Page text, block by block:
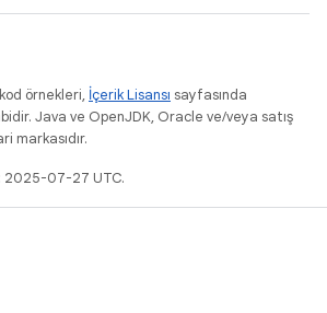
örnekleri, İçerik Lisansı sayfasında
Java ve OpenJDK, Oracle ve/veya satış
markasıdır.
2025-07-27 UTC.